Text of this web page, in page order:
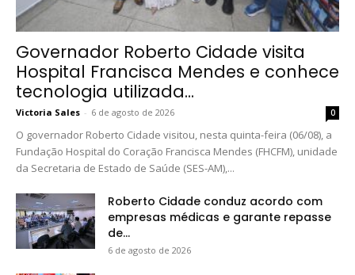
Governador Roberto Cidade visita
Hospital Francisca Mendes e conhece
tecnologia utilizada...
Victoria Sales - 6 de agosto de 2026 0
O governador Roberto Cidade visitou, nesta quinta-feira (06/08), a
Fundação Hospital do Coração Francisca Mendes (FHCFM), unidade
da Secretaria de Estado de Saúde (SES-AM),...
Roberto Cidade conduz acordo com
empresas médicas e garante repasse
de...
6 de agosto de 2026